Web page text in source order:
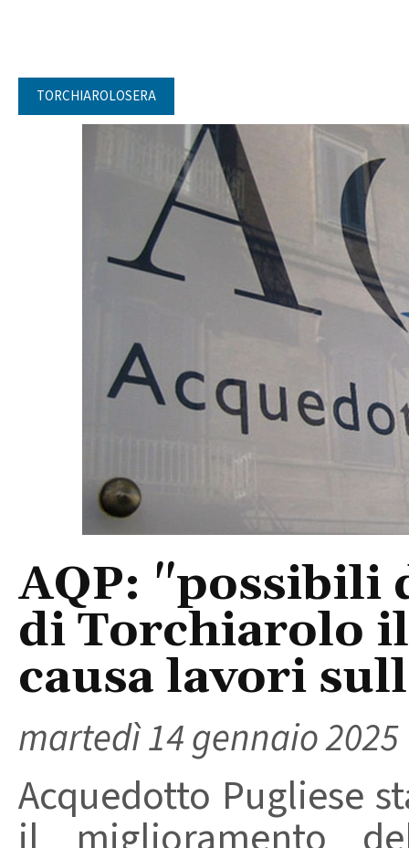
TORCHIAROLOSERA
AQP: "possibili
di Torchiarolo
causa lavori
martedì 14 gennaio 2025
Acquedotto Pugliese